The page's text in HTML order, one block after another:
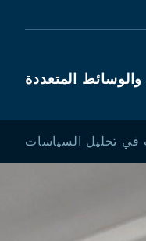
والوسائط المتعددة
في تحليل السياسات